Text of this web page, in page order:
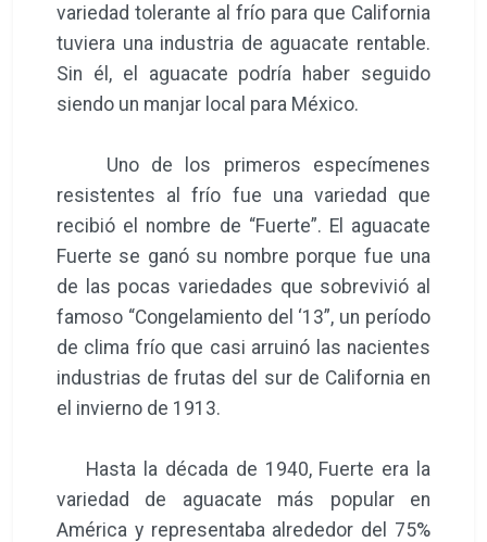
variedad tolerante al frío para que California
tuviera una industria de aguacate rentable.
Sin él, el aguacate podría haber seguido
siendo un manjar local para México.
Uno de los primeros especímenes
resistentes al frío fue una variedad que
recibió el nombre de “Fuerte”. El aguacate
Fuerte se ganó su nombre porque fue una
de las pocas variedades que sobrevivió al
famoso “Congelamiento del ‘13”, un período
de clima frío que casi arruinó las nacientes
industrias de frutas del sur de California en
el invierno de 1913.
Hasta la década de 1940, Fuerte era la
variedad de aguacate más popular en
América y representaba alrededor del 75%